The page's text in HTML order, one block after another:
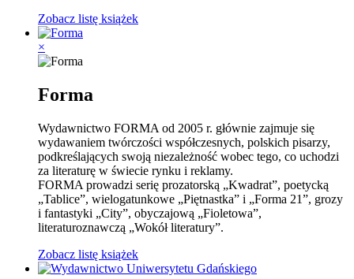
Zobacz listę książek
×
Forma
Wydawnictwo FORMA od 2005 r. głównie zajmuje się
wydawaniem twórczości współczesnych, polskich pisarzy,
podkreślających swoją niezależność wobec tego, co uchodzi
za literaturę w świecie rynku i reklamy.
FORMA prowadzi serię prozatorską „Kwadrat”, poetycką
„Tablice”, wielogatunkowe „Piętnastka” i „Forma 21”, grozy
i fantastyki „City”, obyczajową „Fioletowa”,
literaturoznawczą „Wokół literatury”.
Zobacz listę książek